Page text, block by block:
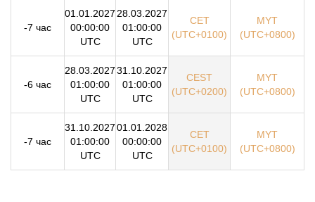
-7 час
01.01.2027
00:00:00
UTC
28.03.2027
01:00:00
UTC
CET
(UTC+0100)
MYT
(UTC+0800)
-6 час
28.03.2027
01:00:00
UTC
31.10.2027
01:00:00
UTC
CEST
(UTC+0200)
MYT
(UTC+0800)
-7 час
31.10.2027
01:00:00
UTC
01.01.2028
00:00:00
UTC
CET
(UTC+0100)
MYT
(UTC+0800)